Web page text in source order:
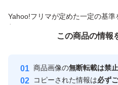
Yahoo!フリマが定めた一定の基
付与しています
安心取引出品者
この商品の情報
商品画像の無断転載は禁止
コピーされた情報は必ず
この商品をみている人にオス